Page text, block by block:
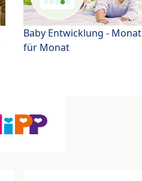
Baby Entwicklung - Monat
für Monat